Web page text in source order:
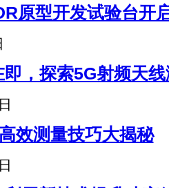
原型开发试验台开
，探索5G射频天
效测量技巧大揭秘